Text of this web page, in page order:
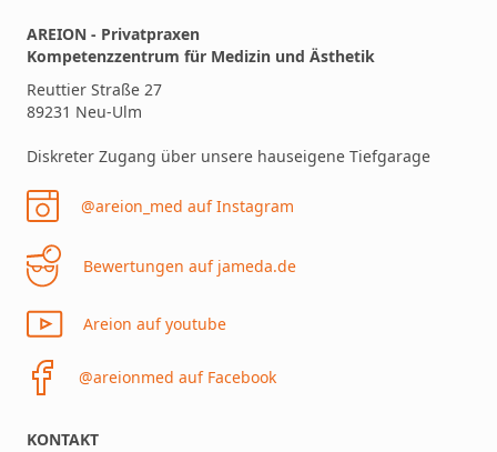
AREION - Privatpraxen
Kompetenzzentrum für Medizin und Ästhetik
Reuttier Straße 27
89231 Neu-Ulm
Diskreter Zugang über unsere hauseigene Tiefgarage
@areion_med auf Instagram
Bewertungen auf jameda.de
Areion auf youtube
@areionmed auf Facebook
KONTAKT